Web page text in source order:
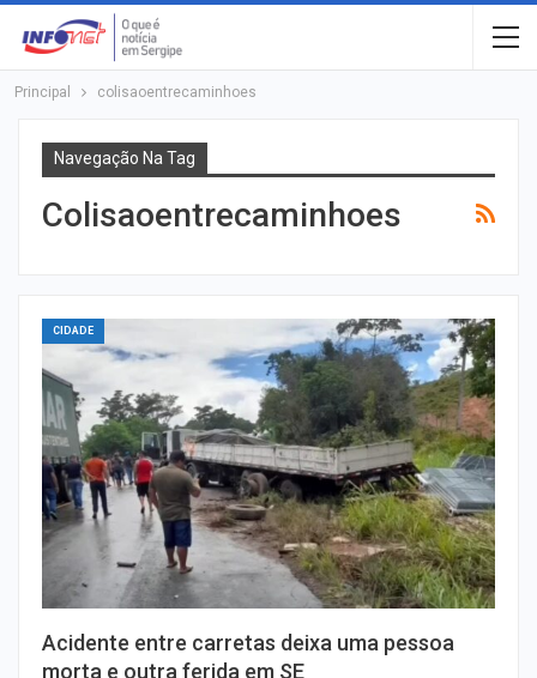
Principal colisaoentrecaminhoes
Navegação Na Tag
Colisaoentrecaminhoes
CIDADE
Acidente entre carretas deixa uma pessoa
morta e outra ferida em SE